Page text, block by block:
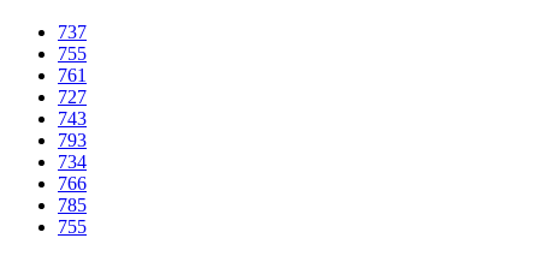
737
755
761
727
743
793
734
766
785
755